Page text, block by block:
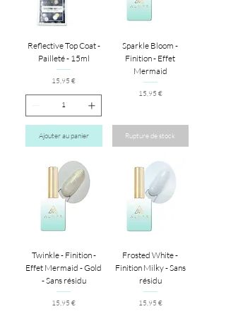
Reflective Top Coat -
Pailleté - 15ml
Prix
15,95 €
Ajouter au panier
Sparkle Bloom -
Finition - Effet
Mermaid
Prix
15,95 €
Rupture de stock
Twinkle - Finition -
Effet Mermaid - Gold
- Sans résidu
Prix
15,95 €
Frosted White -
Finition Milky - Sans
résidu
Prix
15,95 €